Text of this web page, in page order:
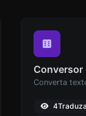
Conversor